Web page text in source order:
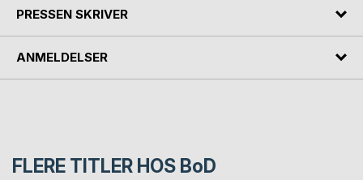
PRESSEN SKRIVER
ANMELDELSER
FLERE TITLER HOS BoD